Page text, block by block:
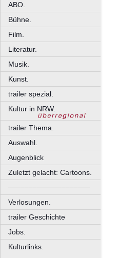
ABO.
Bühne.
Film.
Literatur.
Musik.
Kunst.
trailer spezial.
Kultur in NRW.
trailer Thema.
Auswahl.
Augenblick
Zuletzt gelacht: Cartoons.
––––––––––––––––––––
Verlosungen.
trailer Geschichte
Jobs.
Kulturlinks.